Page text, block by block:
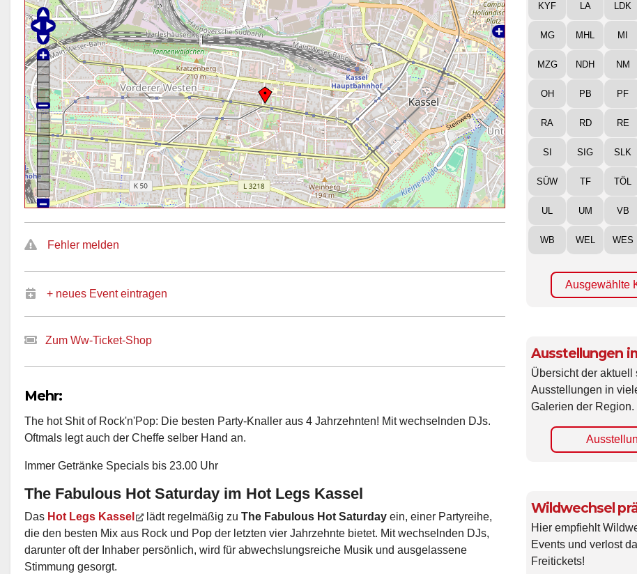
Fehler melden
+ neues Event eintragen
Zum Ww-Ticket-Shop
Mehr:
The hot Shit of Rock'n'Pop: Die besten Party-Knaller aus 4 Jahrzehnten! Mit wechselnden DJs.
Oftmals legt auch der Cheffe selber Hand an.
Immer Getränke Specials bis 23.00 Uhr
The Fabulous Hot Saturday im Hot Legs Kassel
Das Hot Legs Kassel lädt regelmäßig zu The Fabulous Hot Saturday ein, einer Partyreihe,
die den besten Mix aus Rock und Pop der letzten vier Jahrzehnte bietet. Mit wechselnden DJs,
darunter oft der Inhaber persönlich, wird für abwechslungsreiche Musik und ausgelassene
Stimmung gesorgt.
KYF LA LDK
MG MHL MI
MZG NDH NM
OH PB PF
RA RD RE
SI SIG SLK
SÜW TF TÖL
UL UM VB
WB WEL WES
Ausgewählte
Ausstellungen
Übersicht der aktuell
Ausstellungen in
Galerien der Region.
Wildwechsel
Hier empfiehlt
Events und verlost
Freitickets!